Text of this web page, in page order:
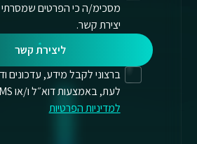
מסכימ/ה כי הפרטים שמסרתי
יצירת קשר.
ליצירת קשר
ברצוני לקבל מידע, עדכונים
לעת, באמצעות דוא״ל ו/או SMS בהתאם
למדיניות הפרטיות